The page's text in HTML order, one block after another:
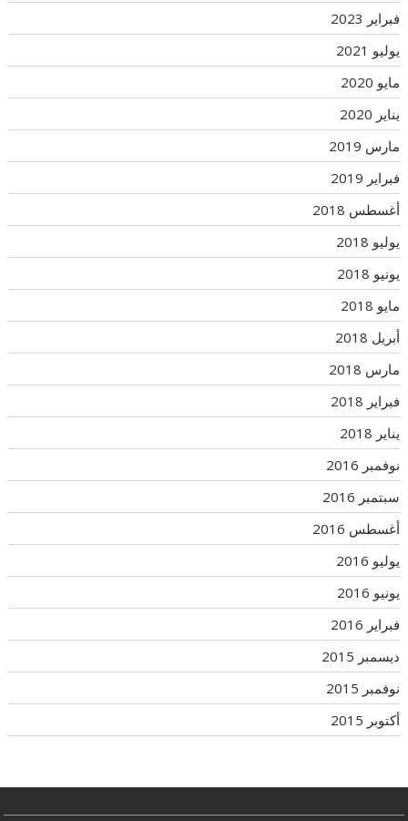
فبراير 2023
يوليو 2021
مايو 2020
يناير 2020
مارس 2019
فبراير 2019
أغسطس 2018
يوليو 2018
يونيو 2018
مايو 2018
أبريل 2018
مارس 2018
فبراير 2018
يناير 2018
نوفمبر 2016
سبتمبر 2016
أغسطس 2016
يوليو 2016
يونيو 2016
فبراير 2016
ديسمبر 2015
نوفمبر 2015
أكتوبر 2015